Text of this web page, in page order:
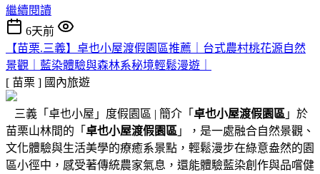
繼續閱讀
6天前
【苗栗.三義】卓也小屋渡假園區推薦｜台式農村桃花源自然
景觀｜藍染體驗與森林系秘境輕鬆漫遊｜
[ 苗栗 ] 國內旅遊
三義「卓也小屋」度假園區 | 簡介「 卓也小屋渡假園區 」於
苗栗山林間的「 卓也小屋渡假園區 」，是一處融合自然景觀、
文化體驗與生活美學的療癒系景點，輕鬆漫步在綠意盎然的園
區小徑中，感受著傳統農家氣息，還能體驗藍染創作與品嚐健